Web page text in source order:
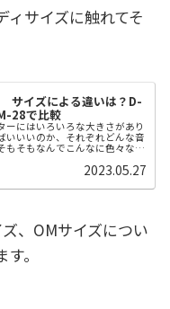
ィサイズに触れてそ
サイズによる違いは？D-
28で比較
ーにはいろいろな大きさがあり
いいいのか、それぞれどんな音
もそもなんでこんなに色々な大
れの歴史があります。 それを知
参考になればいいなと思いま
デル「D-28」「000-28」
2023.05.27
、OMサイズについ
。